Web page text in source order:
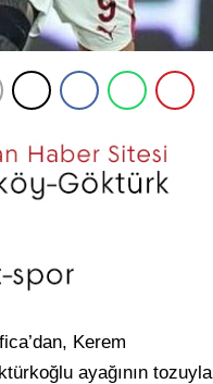
Kerem
ayağının tozuyla